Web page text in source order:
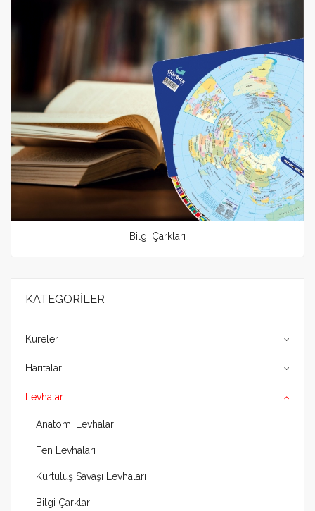
KATEGORILER
Küreler
Haritalar
Levhalar
Anatomi Levhaları
Fen Levhaları
Kurtuluş Savaşı Levhaları
Bilgi Çarkları
Bilgi Çarkları